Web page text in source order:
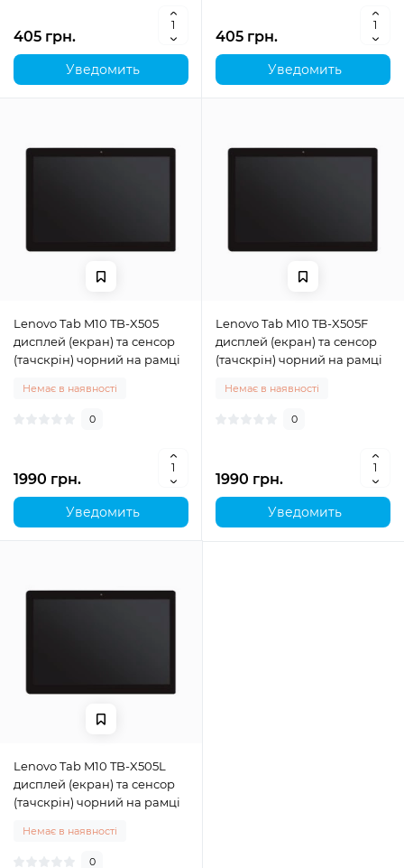
405 грн.
Уведомить
405 грн.
Уведомить
Lenovo Tab M10 TB-X505
дисплей (екран) та сенсор
(тачскрін) чорний на рамці
Немає в наявності
0
1990 грн.
Уведомить
Lenovo Tab M10 TB-X505F
дисплей (екран) та сенсор
(тачскрін) чорний на рамці
Немає в наявності
0
1990 грн.
Уведомить
Lenovo Tab M10 TB-X505L
дисплей (екран) та сенсор
(тачскрін) чорний на рамці
Немає в наявності
0